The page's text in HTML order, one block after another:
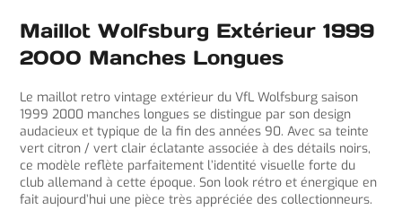
Maillot Wolfsburg Extérieur 1999
2000 Manches Longues
Le maillot retro vintage extérieur du VfL Wolfsburg saison
1999 2000 manches longues se distingue par son design
audacieux et typique de la fin des années 90. Avec sa teinte
vert citron / vert clair éclatante associée à des détails noirs,
ce modèle reflète parfaitement l’identité visuelle forte du
club allemand à cette époque. Son look rétro et énergique en
fait aujourd’hui une pièce très appréciée des collectionneurs.